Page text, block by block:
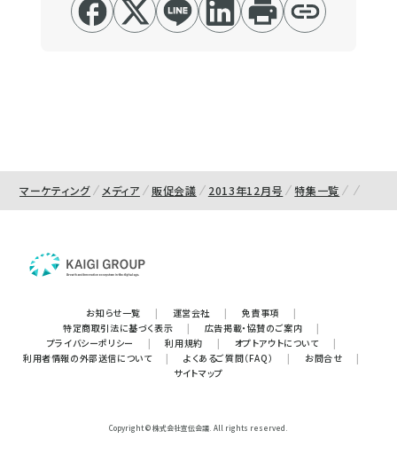
マーケティング メディア 販促会議 2013年12月号 特集一覧
お知らせ一覧 | 運営会社 | 免責事項
|
特定商取引法に基づく表示
| 広告掲載・協賛のご案内
|
プライバシーポリシー
| 利用規約 | オプトアウトについて
|
利用者情報の外部送信について
| よくあるご質問（FAQ） | お問合せ
|
サイトマップ
Copyright © 株式会社宣伝会議. All rights reserved.